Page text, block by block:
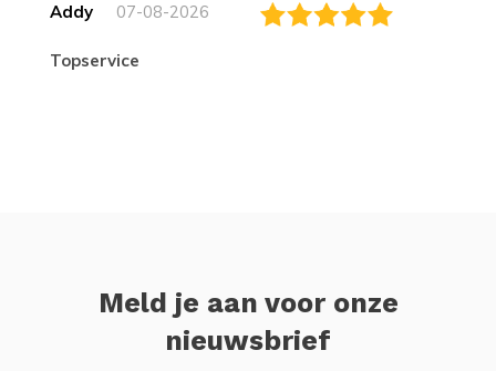
Addy 07-08-2026
topservice
Meld je aan voor onze
nieuwsbrief